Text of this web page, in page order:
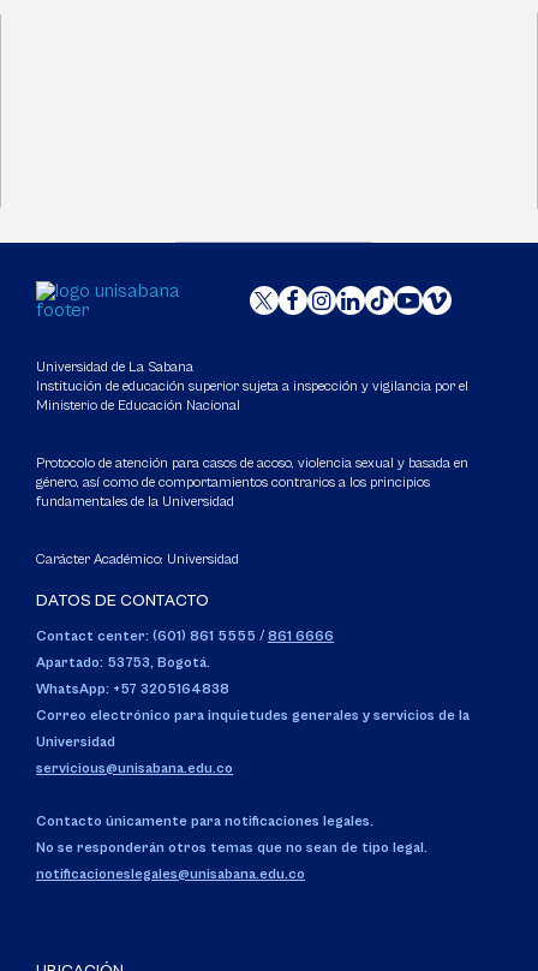
Universidad de La Sabana
Institución de educación superior sujeta a inspección y vigilancia por el
Ministerio de Educación Nacional
Protocolo de atención para casos de acoso, violencia sexual y basada en
género, así como de comportamientos contrarios a los principios
fundamentales de la Universidad
Carácter Académico: Universidad
DATOS DE CONTACTO
Contact center: (601) 861 5555 / 861 6666
Apartado: 53753, Bogotá.
WhatsApp: +57 3205164838
Correo electrónico para inquietudes generales y servicios de la
Universidad
servicious@unisabana.edu.co
Contacto únicamente para notificaciones legales.
No se responderán otros temas que no sean de tipo legal.
notificacioneslegales@unisabana.edu.co